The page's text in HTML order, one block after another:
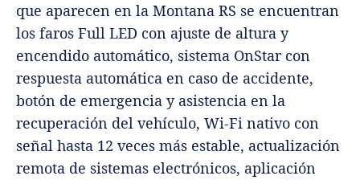
que aparecen en la Montana RS se encuentran
los faros Full LED con ajuste de altura y
encendido automático, sistema OnStar con
respuesta automática en caso de accidente,
botón de emergencia y asistencia en la
recuperación del vehículo, Wi-Fi nativo con
señal hasta 12 veces más estable, actualización
remota de sistemas electrónicos, aplicación